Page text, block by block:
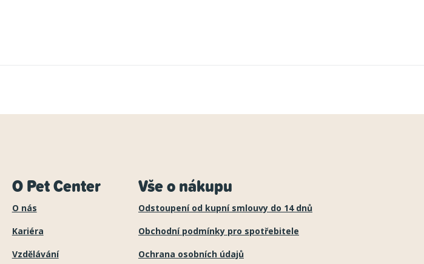
O Pet Center
O nás
Kariéra
Vzdělávání
Vše o nákupu
Odstoupení od kupní smlouvy do 14 dnů
Obchodní podmínky pro spotřebitele
Ochrana osobních údajů